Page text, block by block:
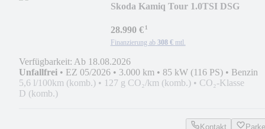
Skoda Kamiq Tour 1.0TSI DSG
28.990 €¹
Finanzierung ab 308 € mtl.
Verfügbarkeit: Ab 18.08.2026
Unfallfrei • EZ 05/2026 • 3.000 km • 85 kW (116 PS) • Benzin
5,6 l/100km (komb.) • 127 g CO₂/km (komb.) • CO₂-Klasse
D (komb.)
Kontakt